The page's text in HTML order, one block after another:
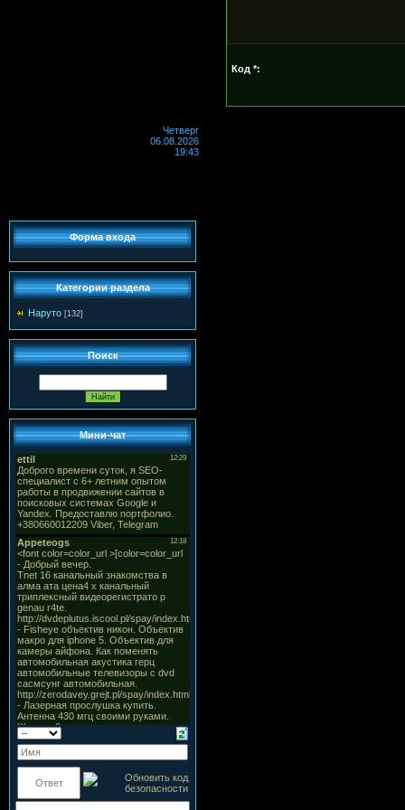
Код *:
Четверг
06.08.2026
19:43
Форма входа
Категории раздела
Наруто [132]
Поиск
Мини-чат